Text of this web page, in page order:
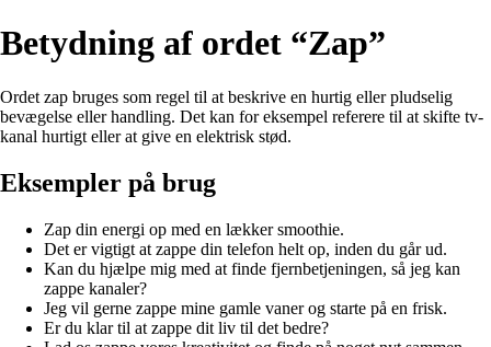
Betydning af ordet “Zap”
Ordet zap bruges som regel til at beskrive en hurtig eller pludselig
bevægelse eller handling. Det kan for eksempel referere til at skifte tv-
kanal hurtigt eller at give en elektrisk stød.
Eksempler på brug
Zap din energi op med en lækker smoothie.
Det er vigtigt at zappe din telefon helt op, inden du går ud.
Kan du hjælpe mig med at finde fjernbetjeningen, så jeg kan
zappe kanaler?
Jeg vil gerne zappe mine gamle vaner og starte på en frisk.
Er du klar til at zappe dit liv til det bedre?